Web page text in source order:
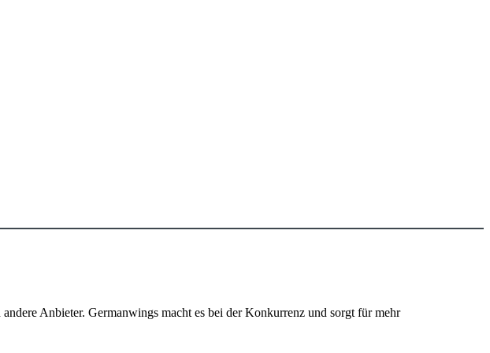
Anbieter. Germanwings macht es bei der Konkurrenz und sorgt für mehr